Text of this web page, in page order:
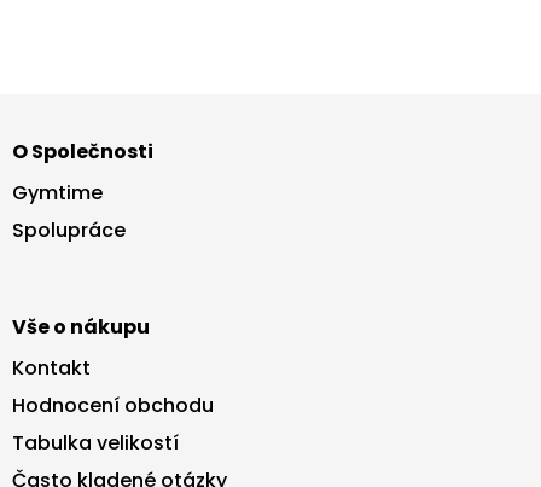
p
a
O Společnosti
Gymtime
Spolupráce
Vše o nákupu
Kontakt
Hodnocení obchodu
Tabulka velikostí
Často kladené otázky